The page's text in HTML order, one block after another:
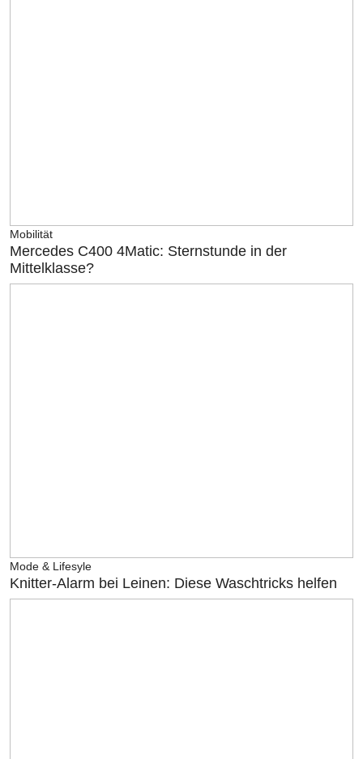
Mobilität
Mercedes C400 4Matic: Sternstunde in der
Mittelklasse?
Mode & Lifesyle
Knitter-Alarm bei Leinen: Diese Waschtricks helfen